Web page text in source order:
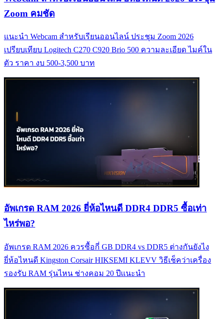
Zoom คมชัด
แนะนำ Webcam สำหรับเรียนออนไลน์ ประชุม Zoom 2026
เปรียบเทียบ Logitech C270 C920 Brio 500 ความละเอียด ไมค์ใน
ตัว ราคา งบ 500-3,500 บาท
อัพเกรด RAM 2026 ยี่ห้อไหนดี DDR4 DDR5 ซื้อเท่า
ไหร่พอ?
อัพเกรด RAM 2026 ควรซื้อกี่ GB DDR4 vs DDR5 ต่างกันยังไง
ยี่ห้อไหนดี Kingston Corsair HIKSEMI KLEVV วิธีเช็คว่าเครื่อง
รองรับ RAM รุ่นไหน ช่างคอม 20 ปีแนะนำ